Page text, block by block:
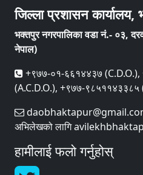
जिल्ला प्रशासन कार्यालय,
भक्तपुर नगरपालिका वडा नं.- ०३,
नेपाल)
+९७७-०१-६६१४४३७
(A.C.D.O.), +९७७-
अभिलेखको लागि
हामीलाई फलो गर्नुहोस्